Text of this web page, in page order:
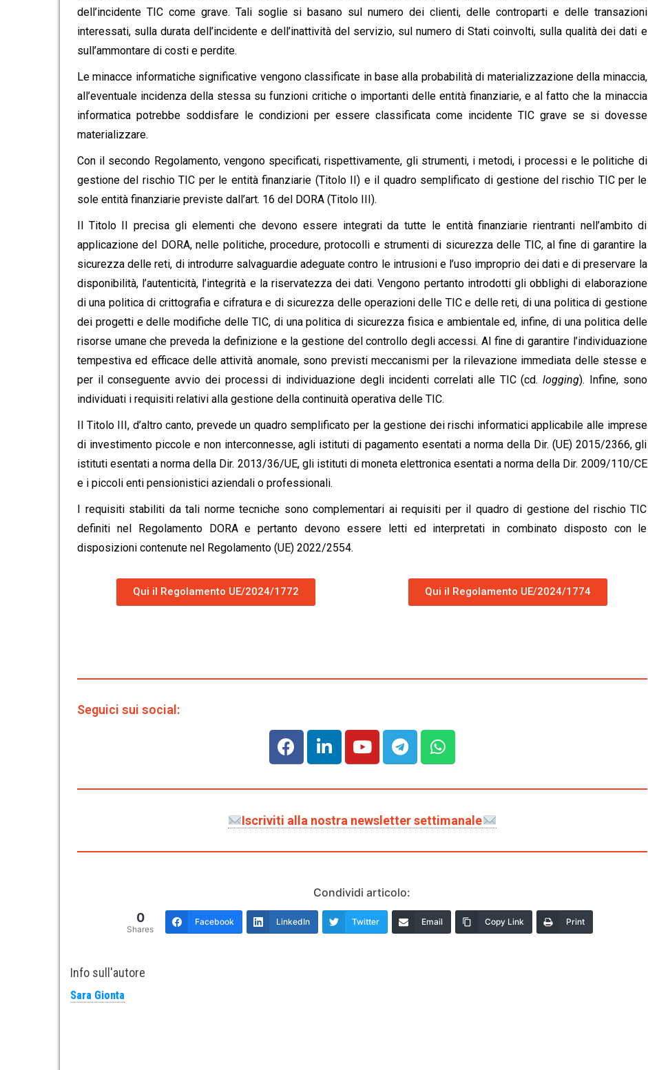
dell’incidente TIC come grave. Tali soglie si basano sul numero dei clienti, delle controparti e delle transazioni
interessati, sulla durata dell’incidente e dell’inattività del servizio, sul numero di Stati coinvolti, sulla qualità dei dati e
sull’ammontare di costi e perdite.
Le minacce informatiche significative vengono classificate in base alla probabilità di materializzazione della minaccia,
all’eventuale incidenza della stessa su funzioni critiche o importanti delle entità finanziarie, e al fatto che la minaccia
informatica potrebbe soddisfare le condizioni per essere classificata come incidente TIC grave se si dovesse
materializzare.
Con il secondo Regolamento, vengono specificati, rispettivamente, gli strumenti, i metodi, i processi e le politiche di
gestione del rischio TIC per le entità finanziarie (Titolo II) e il quadro semplificato di gestione del rischio TIC per le
sole entità finanziarie previste dall’art. 16 del DORA (Titolo III).
Il Titolo II precisa gli elementi che devono essere integrati da tutte le entità finanziarie rientranti nell’ambito di
applicazione del DORA, nelle politiche, procedure, protocolli e strumenti di sicurezza delle TIC, al fine di garantire la
sicurezza delle reti, di introdurre salvaguardie adeguate contro le intrusioni e l’uso improprio dei dati e di preservare la
disponibilità, l’autenticità, l’integrità e la riservatezza dei dati. Vengono pertanto introdotti gli obblighi di elaborazione
di una politica di crittografia e cifratura e di sicurezza delle operazioni delle TIC e delle reti, di una politica di gestione
dei progetti e delle modifiche delle TIC, di una politica di sicurezza fisica e ambientale ed, infine, di una politica delle
risorse umane che preveda la definizione e la gestione del controllo degli accessi. Al fine di garantire l’individuazione
tempestiva ed efficace delle attività anomale, sono previsti meccanismi per la rilevazione immediata delle stesse e
per il conseguente avvio dei processi di individuazione degli incidenti correlati alle TIC (cd.logging). Infine, sono
individuati i requisiti relativi alla gestione della continuità operativa delle TIC.
Il Titolo III, d’altro canto, prevede un quadro semplificato per la gestione dei rischi informatici applicabile alle imprese
di investimento piccole e non interconnesse, agli istituti di pagamento esentati a norma della Dir. (UE) 2015/2366, gli
istituti esentati a norma della Dir. 2013/36/UE, gli istituti di moneta elettronica esentati a norma della Dir. 2009/110/CE
e i piccoli enti pensionistici aziendali o professionali.
I requisiti stabiliti da tali norme tecniche sono complementari ai requisiti per il quadro di gestione del rischio TIC
definiti nel Regolamento DORA e pertanto devono essere letti ed interpretati in combinato disposto con le
disposizioni contenute nel Regolamento (UE) 2022/2554.
Qui il Regolamento UE/2024/1772 Qui il Regolamento UE/2024/1774
Seguici sui social:
Iscriviti alla nostra newsletter settimanale
Condividi articolo:
0
Shares
Facebook LinkedIn Twitter Email Copy Link Print
Info sull'autore
Sara Gionta